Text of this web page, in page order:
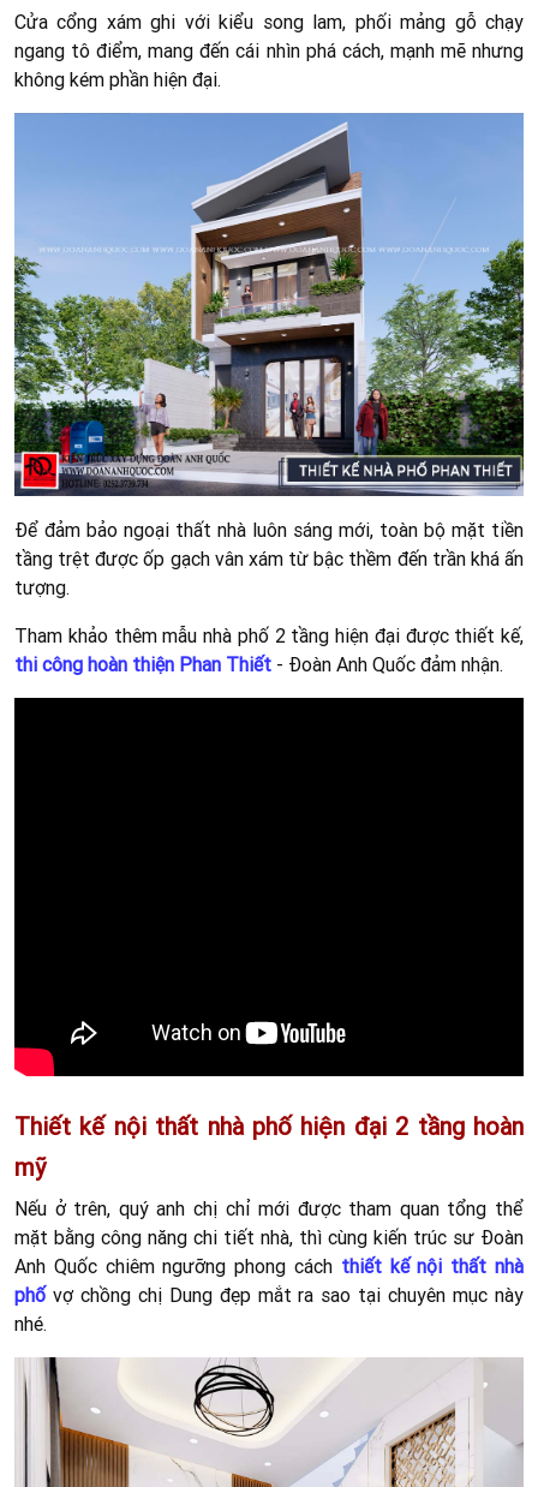
Cửa cổng xám ghi với kiểu song lam, phối mảng gỗ chạy
ngang tô điểm, mang đến cái nhìn phá cách, mạnh mẽ nhưng
không kém phần hiện đại.
Để đảm bảo ngoại thất nhà luôn sáng mới, toàn bộ mặt tiền
tầng trệt được ốp gạch vân xám từ bậc thềm đến trần khá ấn
tượng.
Tham khảo thêm mẫu nhà phố 2 tầng hiện đại được thiết kế,
thi công hoàn thiện Phan Thiết - Đoàn Anh Quốc đảm nhận.
Thiết kế nội thất nhà phố hiện đại 2 tầng hoàn
mỹ
Nếu ở trên, quý anh chị chỉ mới được tham quan tổng thể
mặt bằng công năng chi tiết nhà, thì cùng kiến trúc sư Đoàn
Anh Quốc chiêm ngưỡng phong cách thiết kế nội thất nhà
phố vợ chồng chị Dung đẹp mắt ra sao tại chuyên mục này
nhé.